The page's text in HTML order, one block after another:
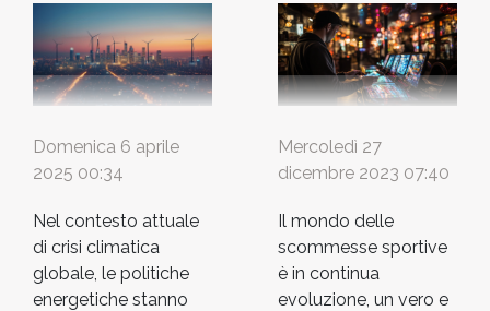
Domenica 6 aprile
2025 00:34
Nel contesto attuale
di crisi climatica
globale, le politiche
energetiche stanno
Mercoledì 27
dicembre 2023 07:40
Il mondo delle
scommesse sportive
è in continua
evoluzione, un vero e